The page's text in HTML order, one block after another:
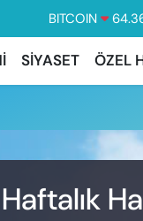
BITCOIN
DOLAR
EURO
SİYASET ÖZEL